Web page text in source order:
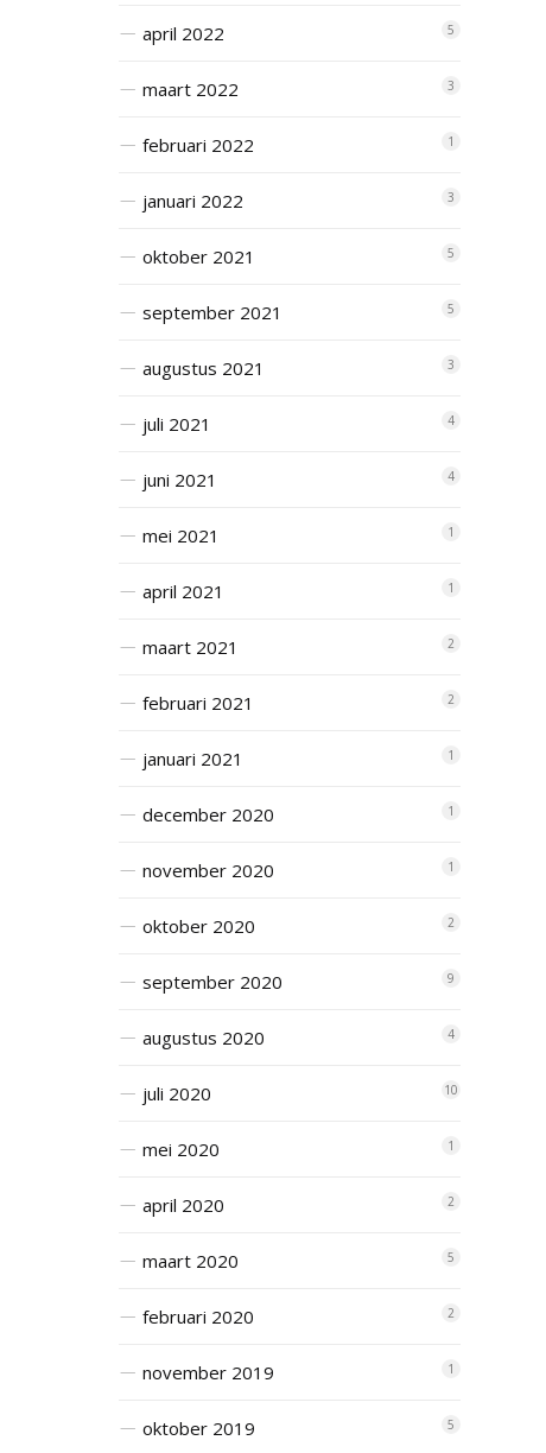
april 2022 5
maart 2022 3
februari 2022 1
januari 2022 3
oktober 2021 5
september 2021 5
augustus 2021 3
juli 2021 4
juni 2021 4
mei 2021 1
april 2021 1
maart 2021 2
februari 2021 2
januari 2021 1
december 2020 1
november 2020 1
oktober 2020 2
september 2020 9
augustus 2020 4
juli 2020 10
mei 2020 1
april 2020 2
maart 2020 5
februari 2020 2
november 2019 1
oktober 2019 5